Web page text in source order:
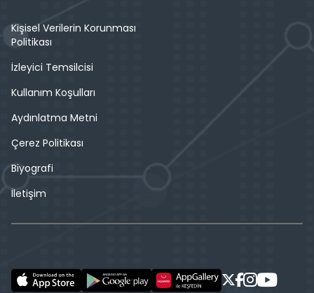
Kişisel Verilerin Korunması
Politikası
İzleyici Temsilcisi
Kullanım Koşulları
Aydınlatma Metni
Çerez Politikası
Biyografi
İletişim